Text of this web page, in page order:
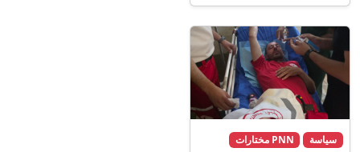
سياسة PNN مختارات